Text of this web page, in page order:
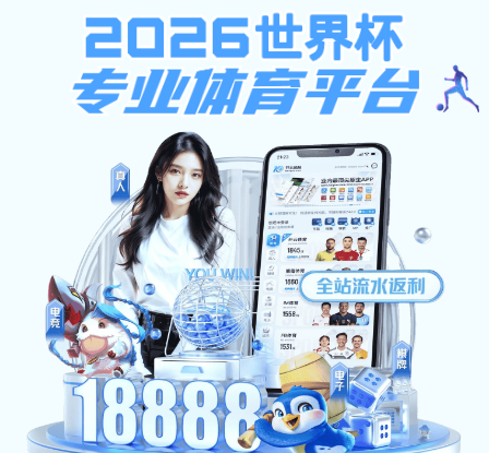
注册绑卡秒送68
媒体海工商
首页 /重点关注 /媒体海工商 / 正文